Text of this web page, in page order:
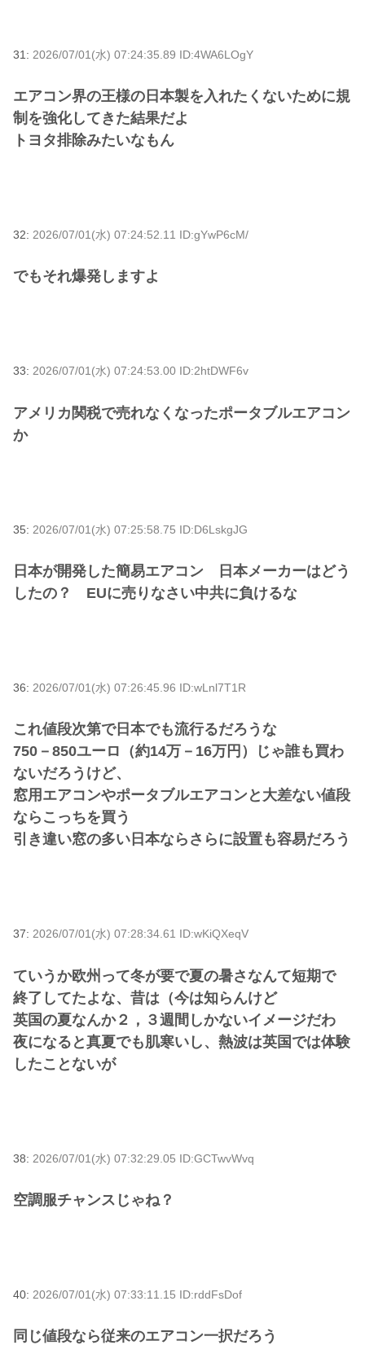
31: 2026/07/01(水) 07:24:35.89 ID:4WA6LOgY
エアコン界の王様の日本製を入れたくないために規
制を強化してきた結果だよ
トヨタ排除みたいなもん
32: 2026/07/01(水) 07:24:52.11 ID:gYwP6cM/
でもそれ爆発しますよ
33: 2026/07/01(水) 07:24:53.00 ID:2htDWF6v
アメリカ関税で売れなくなったポータブルエアコン
か
35: 2026/07/01(水) 07:25:58.75 ID:D6LskgJG
日本が開発した簡易エアコン 日本メーカーはどう
したの？ EUに売りなさい中共に負けるな
36: 2026/07/01(水) 07:26:45.96 ID:wLnl7T1R
これ値段次第で日本でも流行るだろうな
750－850ユーロ（約14万－16万円）じゃ誰も買わ
ないだろうけど、
窓用エアコンやポータブルエアコンと大差ない値段
ならこっちを買う
引き違い窓の多い日本ならさらに設置も容易だろう
37: 2026/07/01(水) 07:28:34.61 ID:wKiQXeqV
ていうか欧州って冬が要で夏の暑さなんて短期で
終了してたよな、昔は（今は知らんけど
英国の夏なんか２，３週間しかないイメージだわ
夜になると真夏でも肌寒いし、熱波は英国では体験
したことないが
38: 2026/07/01(水) 07:32:29.05 ID:GCTwvWvq
空調服チャンスじゃね？
40: 2026/07/01(水) 07:33:11.15 ID:rddFsDof
同じ値段なら従来のエアコン一択だろう